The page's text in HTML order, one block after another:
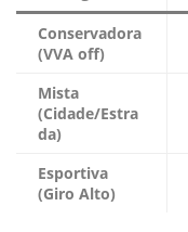
Conservadora
(VVA off)
Mista
(Cidade/Estra
da)
Esportiva
(Giro Alto)